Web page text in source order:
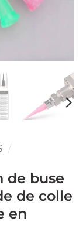
/
de buse
de colle
en